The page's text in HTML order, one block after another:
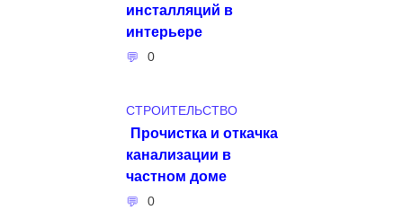
инсталляций в
интерьере
0
СТРОИТЕЛЬСТВО
Прочистка и откачка
канализации в
частном доме
0